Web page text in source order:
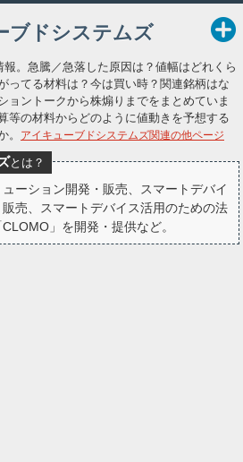
ェ
ア
ッ
ク
マ
ー
ク
Pocket
ブドシステムズ
報。急騰／急落した原因は？値幅はどれくら
ってる材料は？今は買い時？関連銘柄はな
ョントークから株煽りまでをまとめていま
等の材料からどのように値動きを予想する
。
アイキューブドシステムズ関連の他ページ
とは？
ーション開発・販売、スマートデバイ
売、スマートデバイス活用のための法
」を開発・提供など。